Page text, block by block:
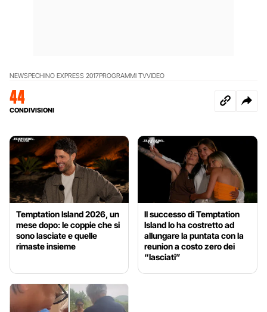
NEWSPECHINO EXPRESS 2017PROGRAMMI TVVIDEO
44
CONDIVISIONI
Temptation Island 2026, un
mese dopo: le coppie che si
sono lasciate e quelle
rimaste insieme
Il successo di Temptation
Island lo ha costretto ad
allungare la puntata con la
reunion a costo zero dei
“lasciati”